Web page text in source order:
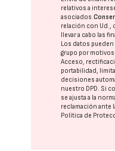
relativos a
asociados.
relación con Ud.,
llevar a cabo las
Los datos
grupo por
Acceso,
portabilidad,
decisiones
nuestro DPD . Si
se ajusta a la
reclamación ante
Política de